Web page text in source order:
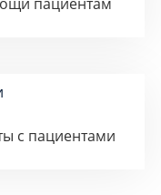
с пациентами